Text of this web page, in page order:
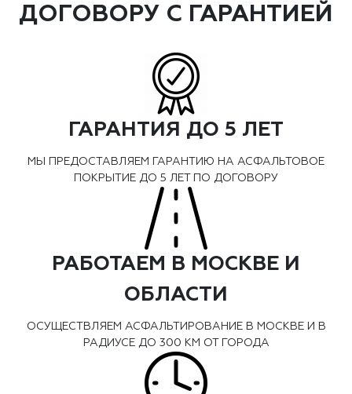
ДОГОВОРУ С ГАРАНТИЕЙ
ГАРАНТИЯ ДО 5 ЛЕТ
МЫ ПРЕДОСТАВЛЯЕМ ГАРАНТИЮ НА АСФАЛЬТОВОЕ
ПОКРЫТИЕ ДО 5 ЛЕТ ПО ДОГОВОРУ
РАБОТАЕМ В МОСКВЕ И
ОБЛАСТИ
ОСУЩЕСТВЛЯЕМ АСФАЛЬТИРОВАНИЕ В МОСКВЕ И В
РАДИУСЕ ДО 300 КМ ОТ ГОРОДА